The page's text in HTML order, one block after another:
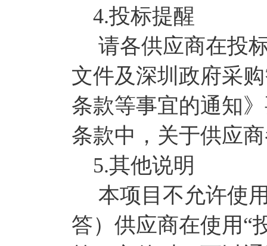
4.投标提醒
请各供应商在投
文件及深圳政府采
条款等事宜的通知
条款中，关于供应
5.其他说明
本项目不允许使
答）供应商在使用“